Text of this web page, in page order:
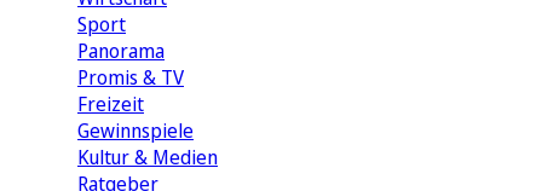
Sport
Panorama
Promis & TV
Freizeit
Gewinnspiele
Kultur & Medien
Ratgeber